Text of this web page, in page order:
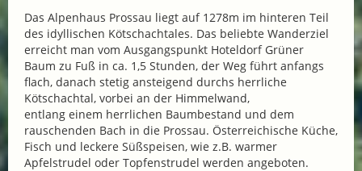
Das Alpenhaus Prossau liegt auf 1278m im hinteren Teil
des idyllischen Kötschachtales. Das beliebte Wanderziel
erreicht man vom Ausgangspunkt Hoteldorf Grüner
Baum zu Fuß in ca. 1,5 Stunden, der Weg führt anfangs
flach, danach stetig ansteigend durchs herrliche
Kötschachtal, vorbei an der Himmelwand,
entlang einem herrlichen Baumbestand und dem
rauschenden Bach in die Prossau. Österreichische Küche,
Fisch und leckere Süßspeisen, wie z.B. warmer
Apfelstrudel oder Topfenstrudel werden angeboten.